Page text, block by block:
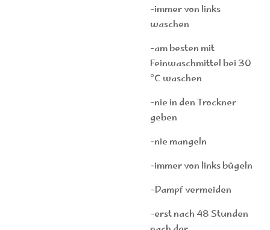
-immer von links
waschen
-am besten mit
Feinwaschmittel bei 30
°C waschen
-nie in den Trockner
geben
-nie mangeln
-immer von links bügeln
-Dampf vermeiden
-erst nach 48 Stunden